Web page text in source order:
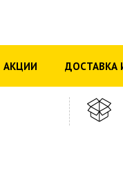
АКЦИИ ДОСТАВКА